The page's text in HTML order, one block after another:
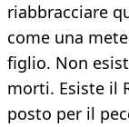
riabbracciare
come una
figlio. Non
morti. Esiste il
posto per il